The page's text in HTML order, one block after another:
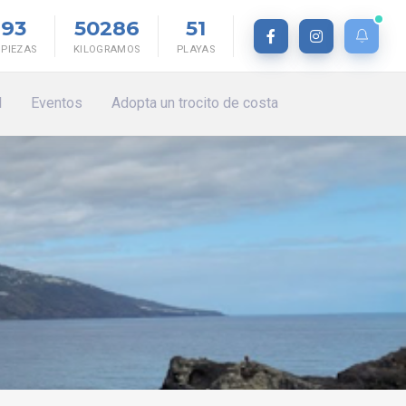
50286
KILOGRAMOS
51
PLAYAS
ENLACES INTERESANTES
2025-03-02 16:04:55
Cape Texas
Publicación de Somos una ola
Eventos Adopta un trocito de costa